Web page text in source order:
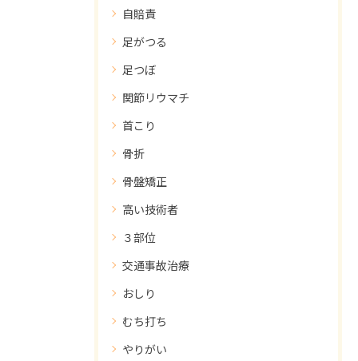
自賠責
足がつる
足つぼ
関節リウマチ
首こり
骨折
骨盤矯正
高い技術者
３部位
交通事故治療
おしり
むち打ち
やりがい